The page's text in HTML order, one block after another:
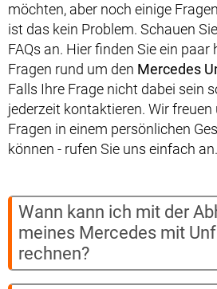
möchten, aber noch einige
ist das kein Problem. Schauen
FAQs an. Hier finden Sie ein
Fragen rund um den Mercedes
Falls Ihre Frage nicht dabei sein
jederzeit kontaktieren. Wir
Fragen in einem persönlichen
können - rufen Sie uns einfach an.
Wann kann ich mit der
meines Mercedes mit
rechnen?